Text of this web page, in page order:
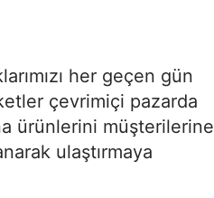
her geçen gün
çevrimiçi pazarda
ürünlerini müşterilerine
ulaştırmaya